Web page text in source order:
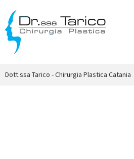
Dott.ssa Tarico - Chirurgia Plastica Catania